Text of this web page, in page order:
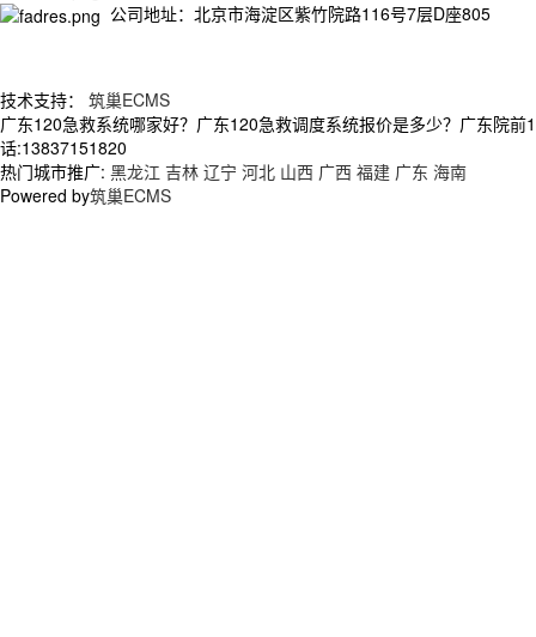
公司地址：北京市海淀区紫竹院路116号7层D座805
技术支持： 筑巢ECMS
广东120急救系统哪家好？广东120急救调度系统报价是多少？广东院
话:13837151820
热门城市推广: 黑龙江 吉林 辽宁 河北 山西 广西 福建 广东 海南
Powered by筑巢ECMS